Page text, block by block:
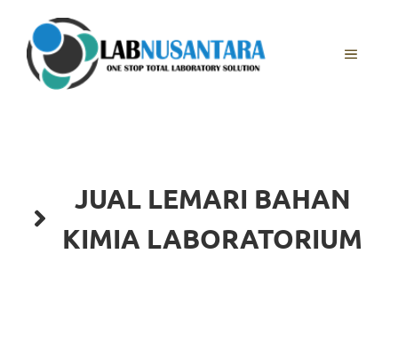
JUAL LEMARI BAHAN
KIMIA LABORATORIUM